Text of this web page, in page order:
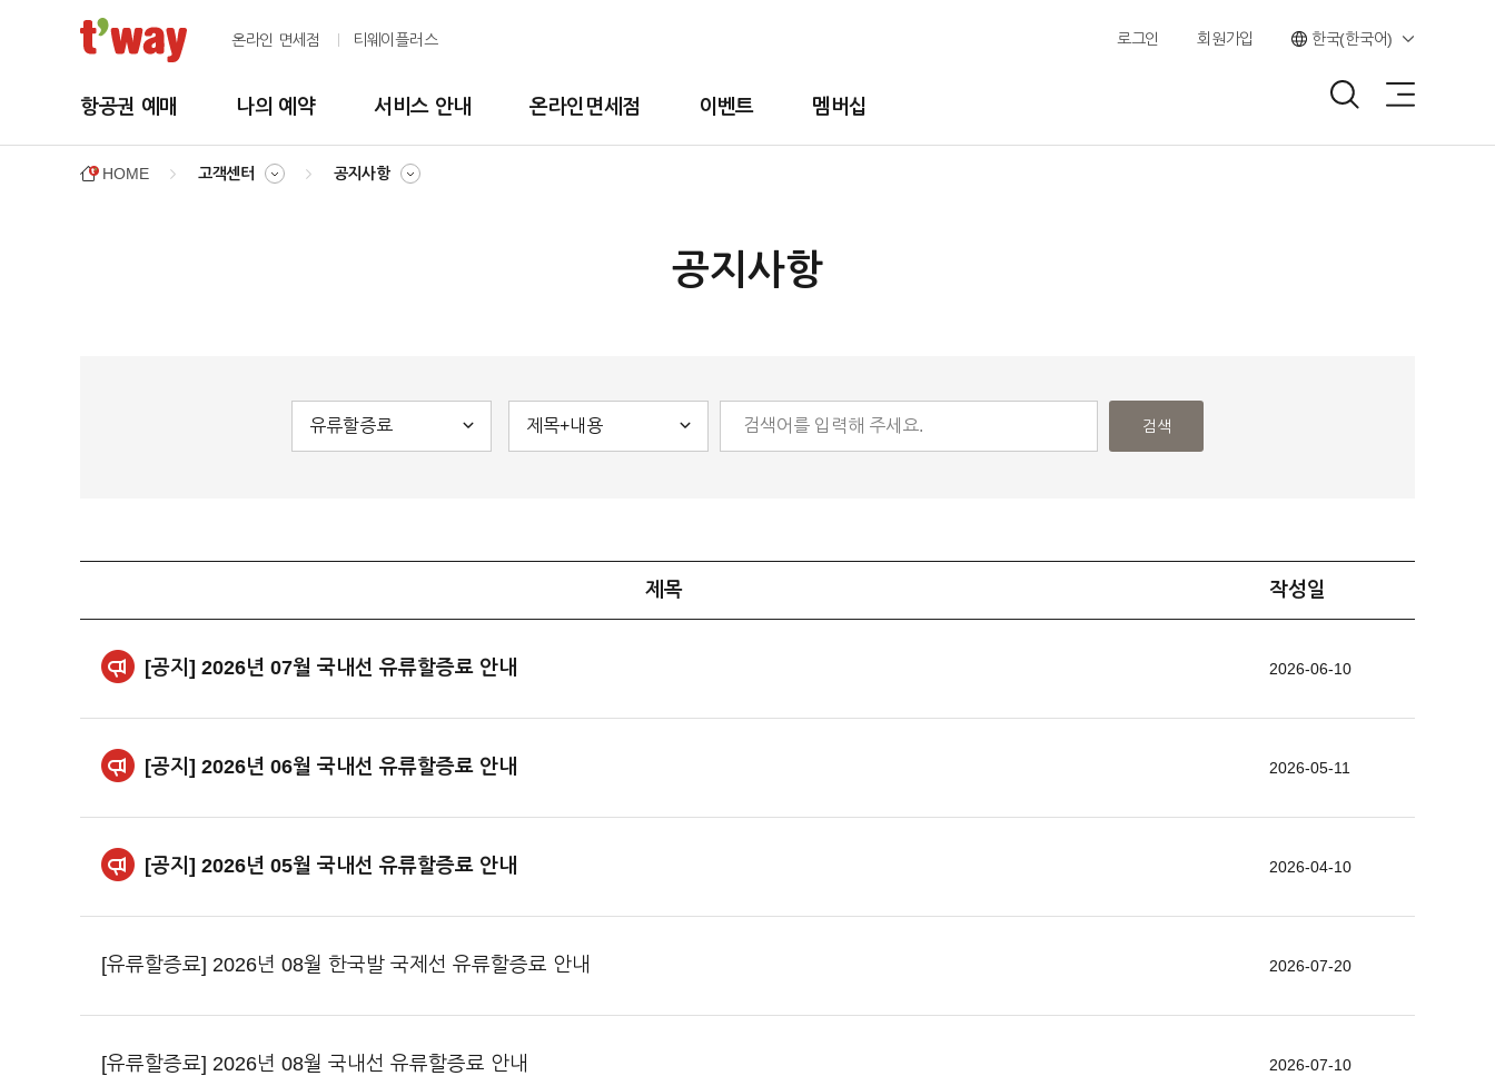
온라인 면세점 티웨이플러스 로그인 회원가입 한국(한국어)
항공권 예매 나의 예약 서비스 안내 온라인면세점 이벤트 멤버십
HOME 고객센터 공지사항
공지사항
제목 작성일
[공지] 2026년 07월 국내선 유류할증료 안내 2026-06-10
[공지] 2026년 06월 국내선 유류할증료 안내 2026-05-11
[공지] 2026년 05월 국내선 유류할증료 안내 2026-04-10
[유류할증료] 2026년 08월 한국발 국제선 유류할증료 안내 2026-07-20
[유류할증료] 2026년 08월 국내선 유류할증료 안내 2026-07-10